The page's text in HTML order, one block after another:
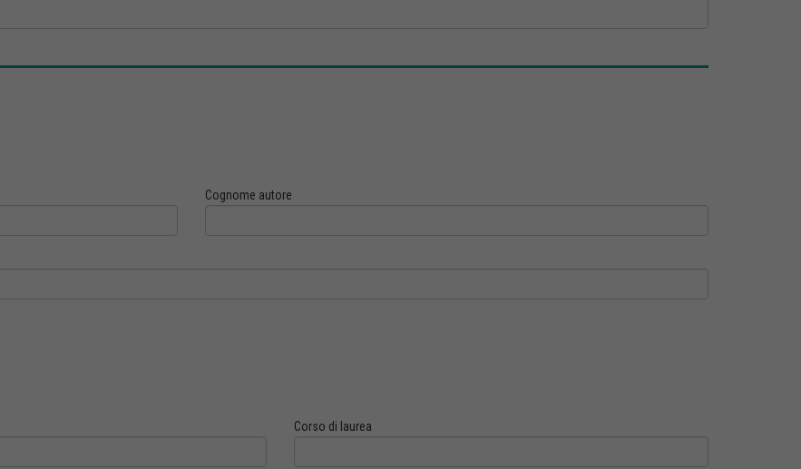
Cognome autore
Corso di laurea